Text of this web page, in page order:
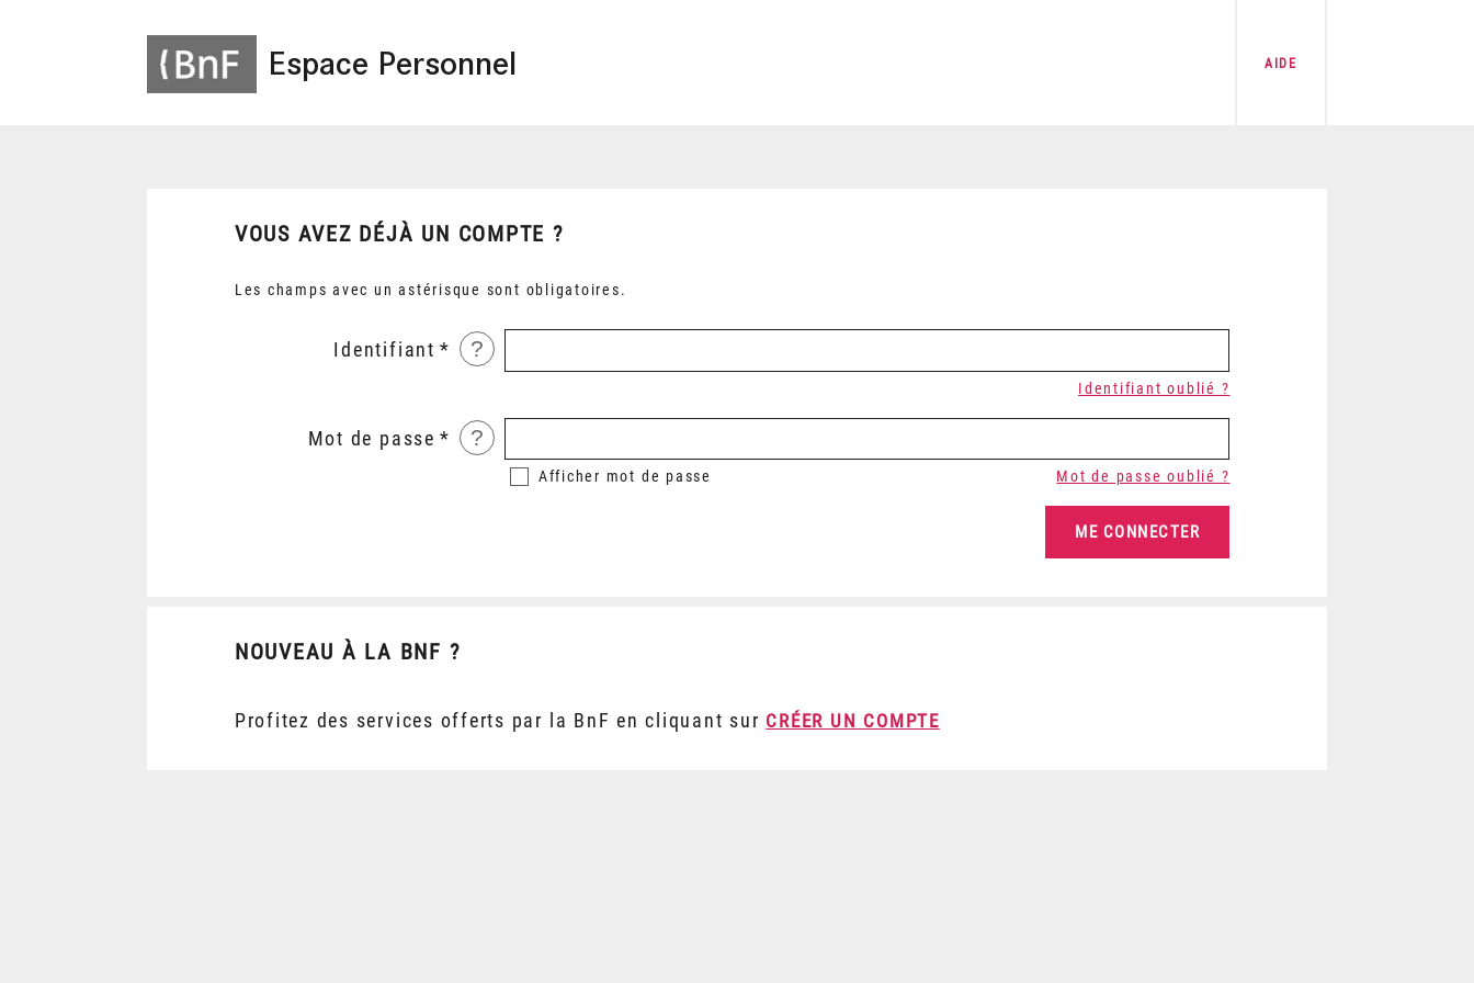
Espace Personnel AIDE
VOUS AVEZ DÉJÀ UN COMPTE ?
Les champs avec un astérisque sont obligatoires.
Identifiant ?
Identifiant oublié ?
Mot de passe ?
Afficher mot de passe Mot de passe oublié ?
NOUVEAU À LA BNF ?
Profitez des services offerts par la BnF en cliquant sur CRÉER UN COMPTE